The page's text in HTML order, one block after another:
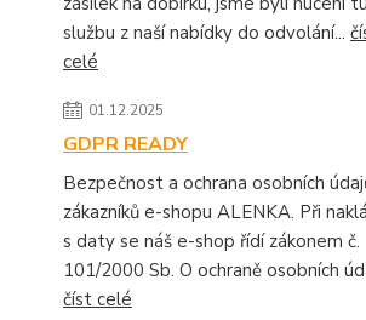
službu z naší nabídky do odvolání...
celé
01.12.2025
GDPR READY
Bezpečnost a ochrana osobních
zákazníků e-shopu ALENKA. Při
s daty se náš e-shop řídí zákonem č.
101/2000 Sb. O ochraně osobních
číst celé